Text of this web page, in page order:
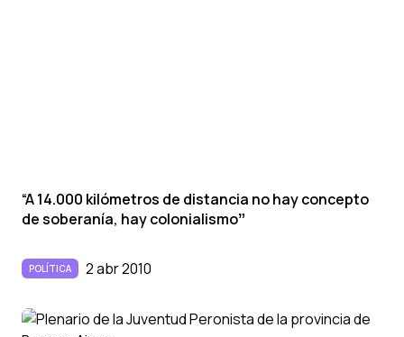
“A 14.000 kilómetros de distancia no hay concepto
de soberaní­a, hay colonialismoˮ
POLÍTICA 2 abr 2010